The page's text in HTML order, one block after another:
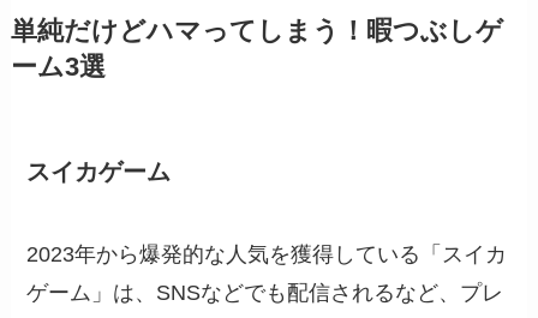
単純だけどハマってしまう！暇つぶしゲ
ーム3選
スイカゲーム
2023年から爆発的な人気を獲得している「スイカ
ゲーム」は、SNSなどでも配信されるなど、プレ